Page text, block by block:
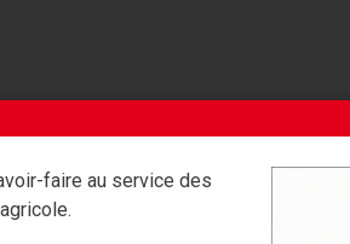
faire au service des